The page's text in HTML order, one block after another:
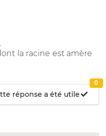
la racine est amère
réponse a été utile
0